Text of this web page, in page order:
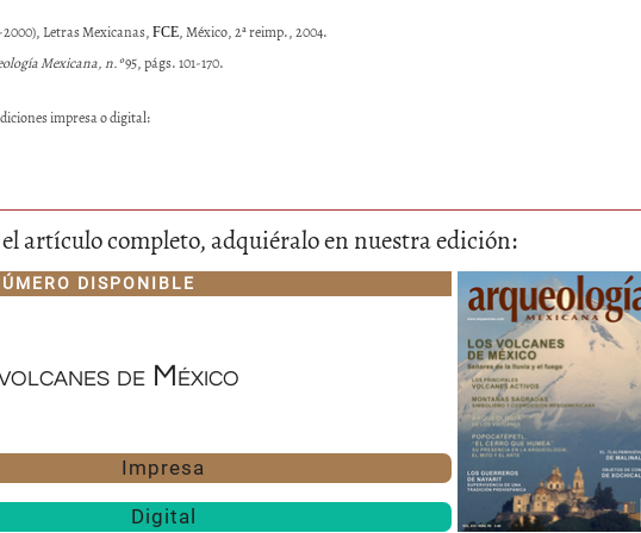
2000), Letras Mexicanas, FCE, México, 2ª reimp., 2004.
Mexicana, n.º95, págs. 101-170.
impresa o digital:
el artículo completo, adquiéralo en nuestra edición:
DISPONIBLE
de México
Impresa
Digital